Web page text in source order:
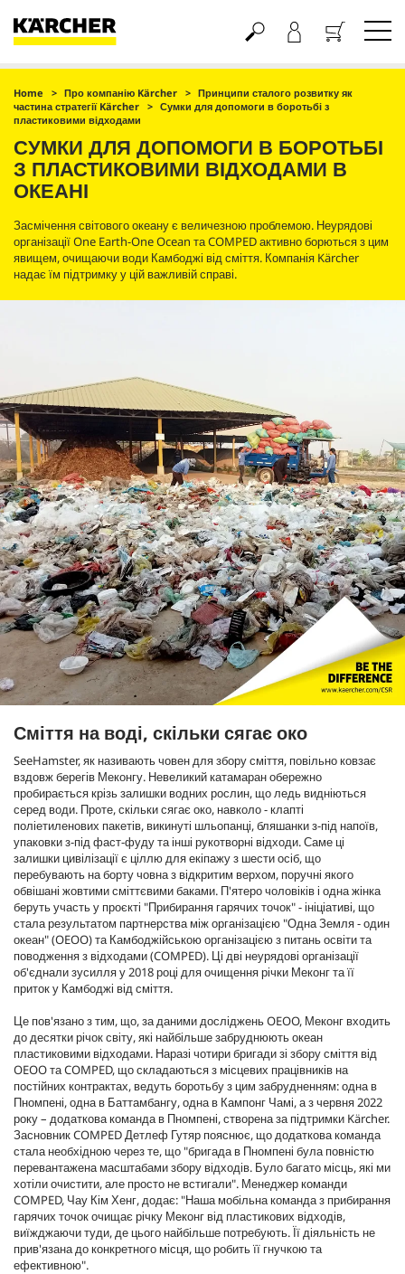
Кошик
Home Про компанію Kärcher
Принципи сталого розвитку як
частина стратегії Kärcher
Сумки для допомоги в боротьбі з
пластиковими відходами
СУМКИ ДЛЯ ДОПОМОГИ В БОРОТЬБІ
З ПЛАСТИКОВИМИ ВІДХОДАМИ В
ОКЕАНІ
Засмічення світового океану є величезною проблемою. Неурядові
організації One Earth-One Ocean та COMPED активно борються з цим
явищем, очищаючи води Камбоджі від сміття. Компанія Kärcher
надає їм підтримку у цій важливій справі.
Сміття на воді, скільки сягає око
SeeHamster, як називають човен для збору сміття, повільно ковзає
вздовж берегів Меконгу. Невеликий катамаран обережно
пробирається крізь залишки водних рослин, що ледь видніються
серед води. Проте, скільки сягає око, навколо - клапті
поліетиленових пакетів, викинуті шльопанці, бляшанки з-під напоїв,
упаковки з-під фаст-фуду та інші рукотворні відходи. Саме ці
залишки цивілізації є ціллю для екіпажу з шести осіб, що
перебувають на борту човна з відкритим верхом, поручні якого
обвішані жовтими сміттєвими баками. П'ятеро чоловіків і одна жінка
беруть участь у проєкті "Прибирання гарячих точок" - ініціативі, що
стала результатом партнерства між організацією "Одна Земля - один
океан" (OEOO) та Камбоджійською організацією з питань освіти та
поводження з відходами (COMPED). Ці дві неурядові організації
об'єднали зусилля у 2018 році для очищення річки Меконг та її
приток у Камбоджі від сміття.
Це пов'язано з тим, що, за даними досліджень OEOO, Меконг входить
до десятки річок світу, які найбільше забруднюють океан
пластиковими відходами. Наразі чотири бригади зі збору сміття від
OEOO та COMPED, що складаються з місцевих працівників на
постійних контрактах, ведуть боротьбу з цим забрудненням: одна в
Пномпені, одна в Баттамбангу, одна в Кампонг Чамі, а з червня 2022
року – додаткова команда в Пномпені, створена за підтримки Kärcher.
Засновник COMPED Детлеф Гутяр пояснює, що додаткова команда
стала необхідною через те, що "бригада в Пномпені була повністю
перевантажена масштабами збору відходів. Було багато місць, які ми
хотіли очистити, але просто не встигали". Менеджер команди
COMPED, Чау Кім Хенг, додає: "Наша мобільна команда з прибирання
гарячих точок очищає річку Меконг від пластикових відходів,
виїжджаючи туди, де цього найбільше потребують. Її діяльність не
прив'язана до конкретного місця, що робить її гнучкою та
ефективною".